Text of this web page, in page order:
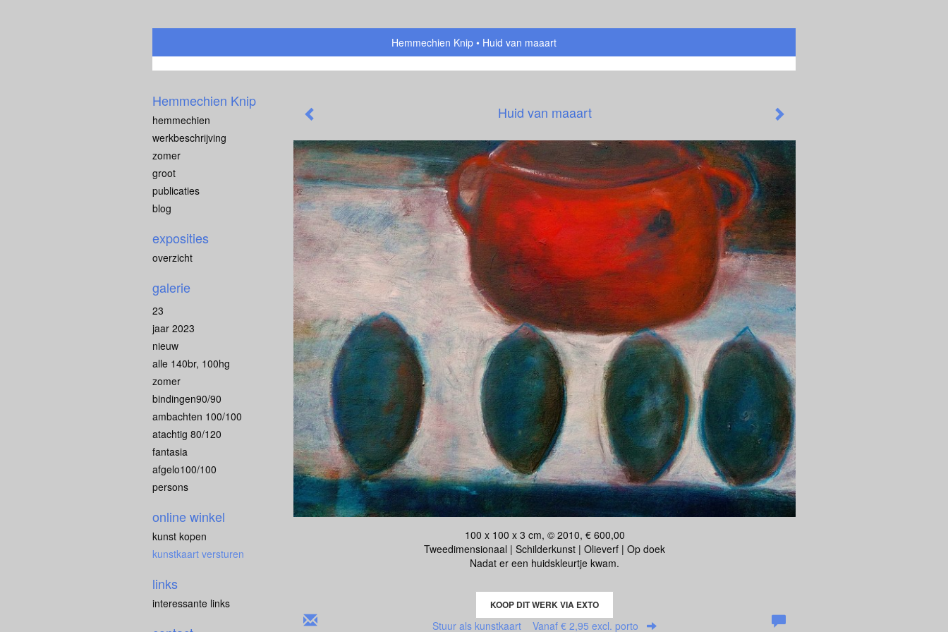
Hemmechien Knip Huid van maaart
Huid van maaart
100 x 100 x 3 cm, © 2010, € 600,00
Tweedimensionaal | Schilderkunst | Olieverf | Op doek
Nadat er een huidskleurtje kwam.
KOOP DIT WERK VIA EXTO
Stuur als kunstkaart Vanaf € 2,95 excl. porto
Hemmechien Knip
hemmechien
werkbeschrijving
zomer
groot
publicaties
blog
exposities
overzicht
galerie
23
jaar 2023
nieuw
alle 140br, 100hg
zomer
bindingen90/90
ambachten 100/100
atachtig 80/120
fantasia
afgelo100/100
persons
online winkel
kunst kopen
kunstkaart versturen
links
interessante links